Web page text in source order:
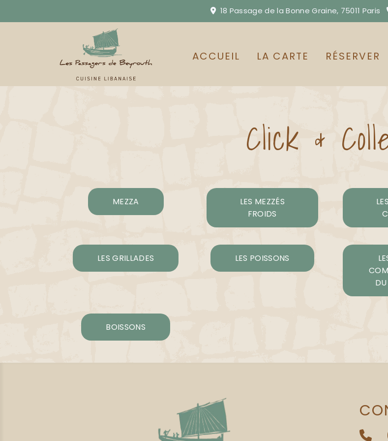
18 Passage de la Bonne Graine, 75011 Paris
ACCUEIL LA CARTE RÉSERVER
Click &
MEZZA
LES MEZZÉS
FROIDS
LES GRILLADES LES POISSONS
BOISSONS
